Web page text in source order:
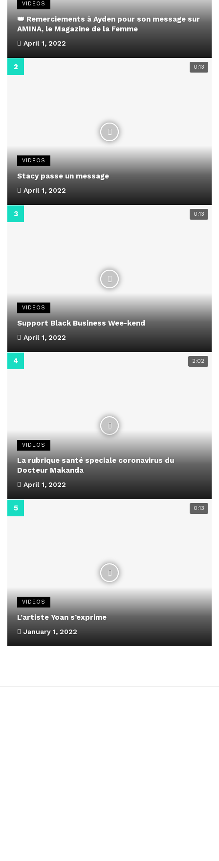
VIDEOS
👑 Remerciements à Ayden pour son message sur
AMINA, le Magazine de la Femme
April 1, 2022
0:13
VIDEOS
Stacy passe un message
April 1, 2022
0:13
VIDEOS
Support Black Business Wee-kend
April 1, 2022
2:02
VIDEOS
La rubrique santé speciale coronavirus du
Docteur Makanda
April 1, 2022
0:13
VIDEOS
L’artiste Yoan s’exprime
January 1, 2022